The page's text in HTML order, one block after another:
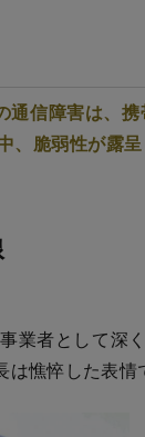
信障害は、
、脆弱性が露
業者として深
憔悴した表情